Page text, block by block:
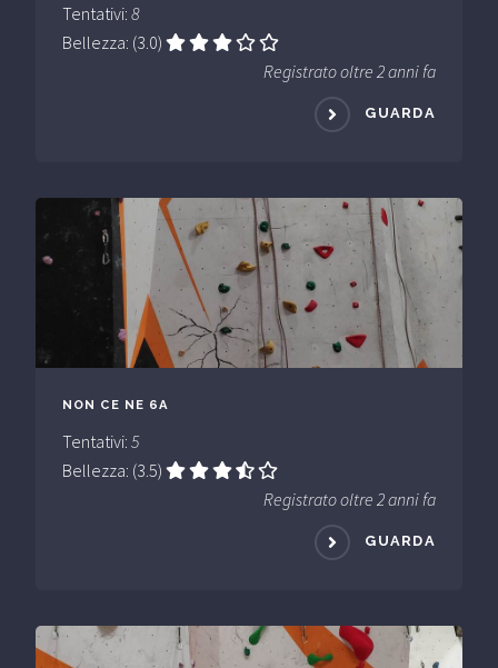
Tentativi: 8
Bellezza: (3.0)
Registrato oltre 2 anni fa
GUARDA
NON CE NE 6A
Tentativi: 5
Bellezza: (3.5)
Registrato oltre 2 anni fa
GUARDA